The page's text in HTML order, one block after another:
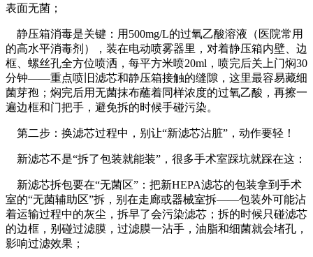
表面无菌；
静压箱消毒是关键：用500mg/L的过氧乙酸溶液（医院常用
的高水平消毒剂），装在电动喷雾器里，对着静压箱内壁、边
框、螺丝孔全方位喷洒，每平方米喷20ml，喷完后关上门焖30
分钟——重点喷旧滤芯和静压箱接触的缝隙，这里最容易藏细
菌芽孢；焖完后用无菌抹布蘸着同样浓度的过氧乙酸，再擦一
遍边框和门把手，避免拆的时候手碰污染。
第二步：换滤芯过程中，别让“新滤芯沾脏”，动作要轻！
新滤芯不是“拆了包装就能装”，很多手术室踩坑就踩在这：
新滤芯拆包要在“无菌区”：把新HEPA滤芯的包装拿到手术
室的“无菌辅助区”拆，别在走廊或器械室拆——包装外可能沾
着运输过程中的灰尘，拆早了会污染滤芯；拆的时候只碰滤芯
的边框，别碰过滤膜，过滤膜一沾手，油脂和细菌就会堵孔，
影响过滤效果；